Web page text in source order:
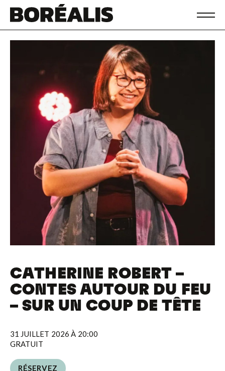
CATHERINE ROBERT –
CONTES AUTOUR DU FEU
– SUR UN COUP DE TÊTE
31 JUILLET 2026 À 20:00
GRATUIT
RÉSERVEZ